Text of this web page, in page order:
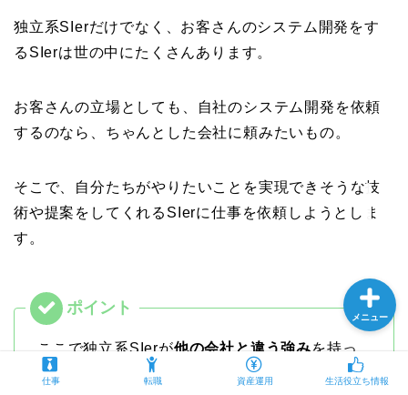
独立系SIerだけでなく、お客さんのシステム開発をす
るSIerは世の中にたくさんあります。
お客さんの立場としても、自社のシステム開発を依頼
するのなら、ちゃんとした会社に頼みたいもの。
そこで、自分たちがやりたいことを実現できそうな技
術や提案をしてくれるSIerに仕事を依頼しようとしま
す。
ここで独立系SIerが他の会社と違う強みを持っ
ていると、コンペにならずに案件受注をするこ
仕事 転職 資産運用 生活役立ち情報
メニュー
プロフィール
仕事
資産運用